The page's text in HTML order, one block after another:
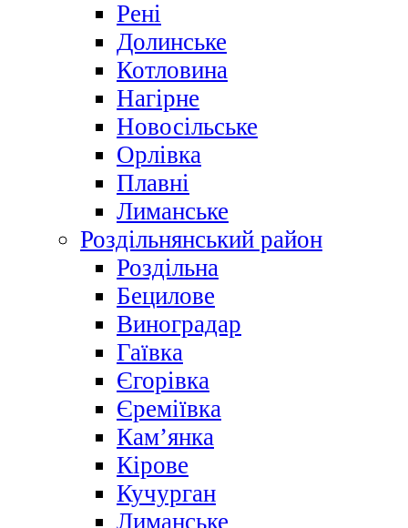
Рені
Долинське
Котловина
Нагірне
Новосільське
Орлівка
Плавні
Лиманське
Роздільнянський район
Роздільна
Бецилове
Виноградар
Гаївка
Єгорівка
Єреміївка
Кам’янка
Кірове
Кучурган
Лиманське